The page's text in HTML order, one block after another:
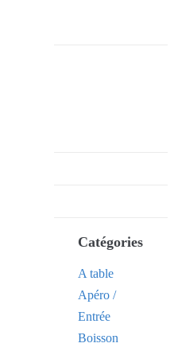
Catégories
A table
Apéro /
Entrée
Boisson